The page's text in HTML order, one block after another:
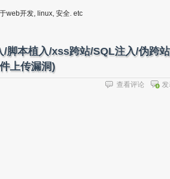
web开发, linux, 安全. etc
脚本植入/xss跨站/SQL注入/伪跨
上传漏洞)
发
查看评论